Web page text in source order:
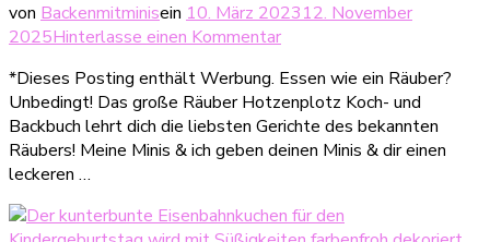
von Backenmitminisein 10. März 202312. November
2025Hinterlasse einen Kommentarzu
Hotzenplotz
–
leckere
Gerichte
kleine
Räuber
*Dieses Posting enthält Werbung. Essen wie ein Räuber?
Unbedingt! Das große Räuber Hotzenplotz Koch- und
Backbuch lehrt dich die liebsten Gerichte des bekannten
Räubers! Meine Minis & ich geben deinen Minis & dir einen
leckeren …